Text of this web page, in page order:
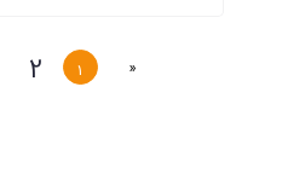
«
1
2